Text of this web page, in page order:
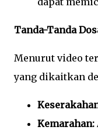
Tanda-Tanda
Menurut video
yang dikaitkan
Kemarahan: